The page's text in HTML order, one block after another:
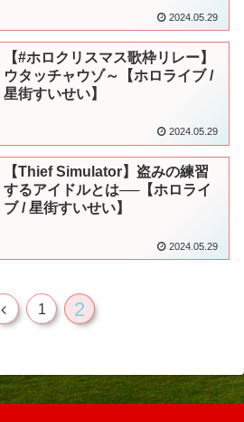
2024.05.29
【#ホロクリスマス歌枠リレー】
ウタッチャウゾ～【ホロライブ /
星街すいせい】
2024.05.29
【Thief Simulator】盗みの練習
するアイドルとは──【ホロライ
ブ / 星街すいせい】
2024.05.29
前
1 2